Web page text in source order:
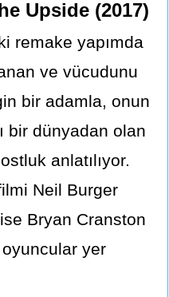
Upside (2017)
remake yapımda
ve vücudunu
bir adamla, onun
bir dünyadan olan
anlatılıyor.
Neil Burger
Bryan Cranston
yer